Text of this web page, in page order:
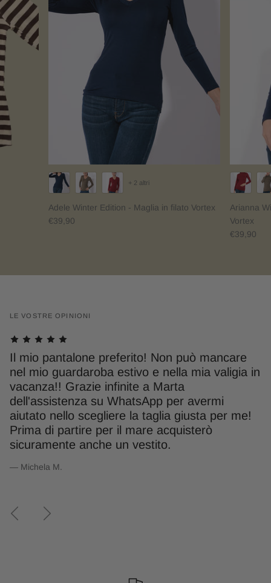
Adele Winter Edition - Maglia in filato Vortex
€39,90
+ 2 altri
Arianna
Vortex
€39,90
LE VOSTRE OPINIONI
Il mio pantalone preferito! Non può mancare
nel mio guardaroba estivo e nella mia valigia in
vacanza!! Grazie infinite a Marta
dell'assistenza su WhatsApp per avermi
aiutato nello scegliere la taglia giusta per me!
Prima di partire per il mare acquisterò
sicuramente anche un vestito.
— Michela M.